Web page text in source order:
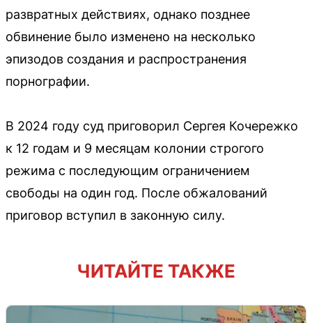
развратных действиях, однако позднее
обвинение было изменено на несколько
эпизодов создания и распространения
порнографии.
В 2024 году суд приговорил Сергея Кочережко
к 12 годам и 9 месяцам колонии строгого
режима с последующим ограничением
свободы на один год. После обжалований
приговор вступил в законную силу.
ЧИТАЙТЕ ТАКЖЕ